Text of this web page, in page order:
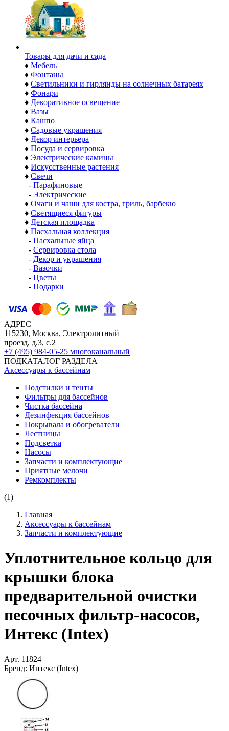
Товары для дачи и сада
♦ Мебель
♦ Фонтаны
♦ Светильники и гирлянды на солнечных батареях
♦ Фонари
♦ Декоративное освещение
♦ Вазы
♦ Кашпо
♦ Садовые украшения
♦ Декор интерьера
♦ Посуда и сервировка
♦ Электрические камины
♦ Искусственные растения
♦ Свечи
- Парафиновые
- Электрические
♦ Очаги и чаши для костра, гриль, барбекю
♦ Светящиеся фигуры
♦ Детская площадка
♦ Пасхальная коллекция
- Пасхальные яйца
- Сервировка стола
- Декор и украшения
- Вазочки
- Цветы
- Подарки
АДРЕС
115230, Москва, Электролитный
проезд, д.3, с.2
+7 (495) 984-05-25 многоканальный
ПОДКАТАЛОГ РАЗДЕЛА
Аксессуары к бассейнам
Подстилки и тенты
Фильтры для бассейнов
Чистка бассейна
Дезинфекция бассейнов
Покрывала и обогреватели
Лестницы
Подсветка
Насосы
Запчасти и комплектующие
Приятные мелочи
Ремкомплекты
(1)
Главная
Аксессуары к бассейнам
Запчасти и комплектующие
Уплотнительное кольцо для
крышки блока
предварительной очистки
песочных фильтр-насосов,
Интекс (Intex)
Арт. 11824
Бренд: Интекс (Intex)